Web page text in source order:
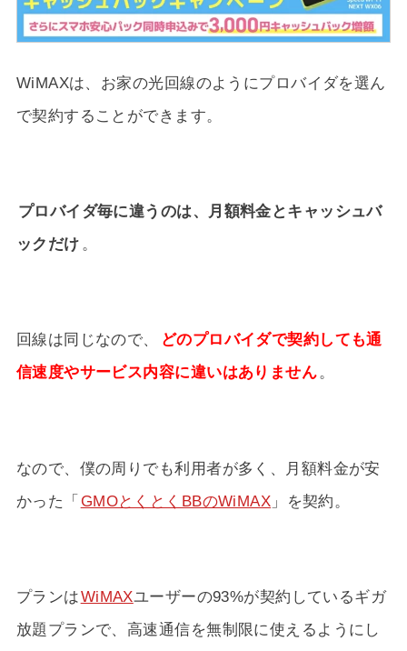
WiMAXは、お家の光回線のようにプロバイダを選ん
で契約することができます。
プロバイダ毎に違うのは、月額料金とキャッシュバ
ックだけ 。
回線は同じなので、
どのプロバイダで契約しても通
信速度やサービス内容に違いはありません。
なので、僕の周りでも利用者が多く、月額料金が安
かった「GMOとくとくBBのWiMAX 」を契約。
プランはWiMAXユーザーの93%が契約しているギガ
放題プランで、高速通信を無制限に使えるようにし